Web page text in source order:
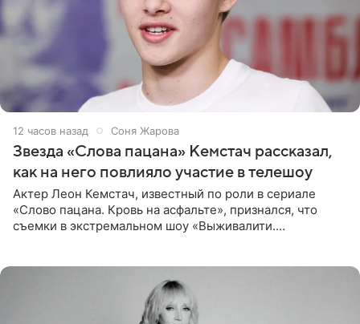
12 часов назад Соня Жарова
Звезда «Слова пацана» Кемстач рассказал,
как на него повлияло участие в телешоу
Актер Леон Кемстач, известный по роли в сериале
«Слово пацана. Кровь на асфальте», признался, что
съемки в экстремальном шоу «Выживалити.